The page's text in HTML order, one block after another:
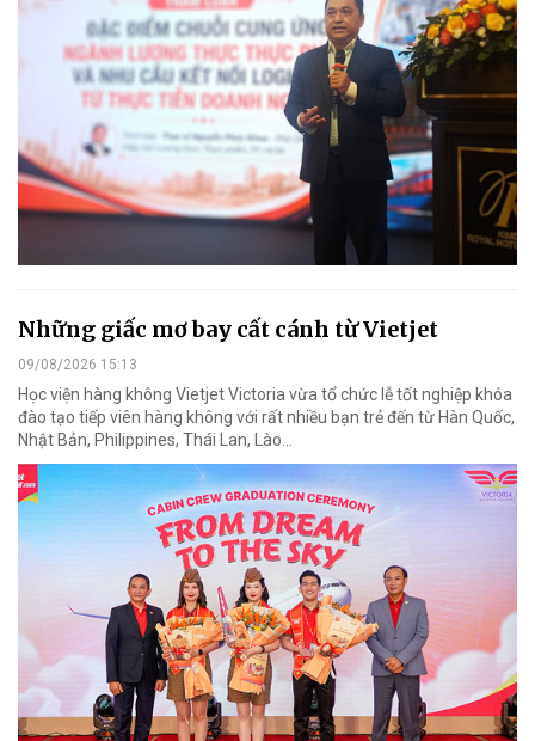
Những giấc mơ bay cất cánh từ Vietjet
09/08/2026 15:13
Học viện hàng không Vietjet Victoria vừa tổ chức lễ tốt nghiệp khóa
đào tạo tiếp viên hàng không với rất nhiều bạn trẻ đến từ Hàn Quốc,
Nhật Bản, Philippines, Thái Lan, Lào…